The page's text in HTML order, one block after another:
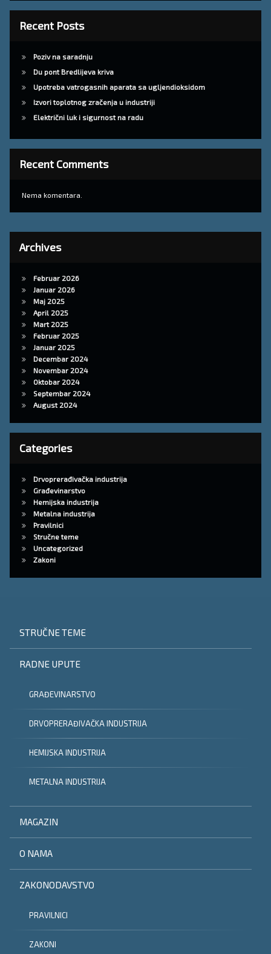
Recent Posts
Poziv na saradnju
Du pont Bredlijeva kriva
Upotreba vatrogasnih aparata sa ugljendioksidom
Izvori toplotnog zračenja u industriji
Električni luk i sigurnost na radu
Recent Comments
Nema komentara.
Archives
Februar 2026
Januar 2026
Maj 2025
April 2025
Mart 2025
Februar 2025
Januar 2025
Decembar 2024
Novembar 2024
Oktobar 2024
Septembar 2024
August 2024
Categories
Drvoprerađivačka industrija
Građevinarstvo
Hemijska industrija
Metalna industrija
Pravilnici
Stručne teme
Uncategorized
Zakoni
STRUČNE TEME
RADNE UPUTE
GRAĐEVINARSTVO
DRVOPRERAĐIVAČKA INDUSTRIJA
HEMIJSKA INDUSTRIJA
METALNA INDUSTRIJA
MAGAZIN
O NAMA
ZAKONODAVSTVO
PRAVILNICI
ZAKONI